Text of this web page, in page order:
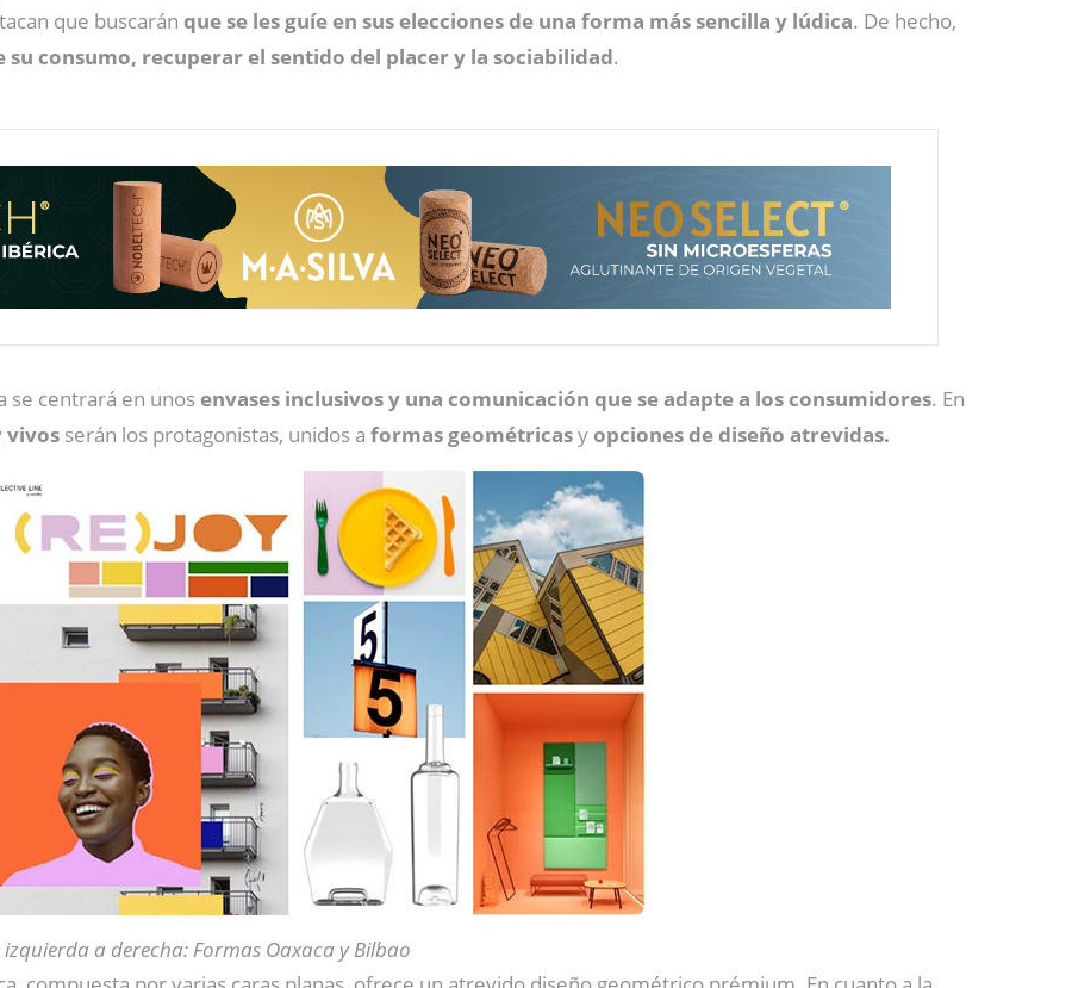
que buscarán que se les guíe en sus elecciones de una forma más sencilla y lúdica. De hecho,
consumo, recuperar el sentido del placer y la sociabilidad.
se centrará en unosenvases inclusivos y una comunicación que se adapte a los consumidores. En
vivos serán los protagonistas, unidos a formas geométricasyopciones de diseño atrevidas.
izquierda a derecha: Formas Oaxaca y Bilbao